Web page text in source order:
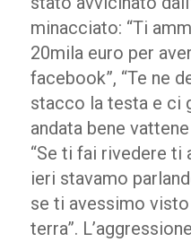
minacciato: “Ti
20mila euro per
facebook”, “Te ne
stacco la testa e ci
andata bene
“Se ti fai rivedere ti
ieri stavamo
se ti avessimo
terra”.